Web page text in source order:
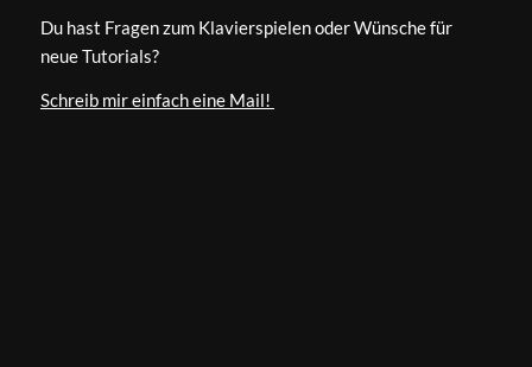
Du hast Fragen zum Klavierspielen oder Wünsche für
neue Tutorials?
Schreib mir einfach eine Mail!